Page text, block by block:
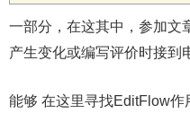
一部分，在这其中，参加文
产生变化或编写评价时接到
能够 在这里寻找EditFlow作